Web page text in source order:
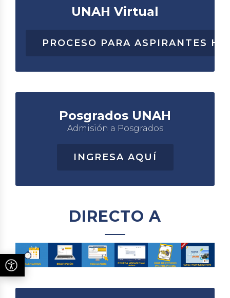
UNAH Virtual
PROCESO PARA ASPIRANTES
Posgrados UNAH
Admisión a Posgrados
INGRESA AQUÍ
DIRECTO A